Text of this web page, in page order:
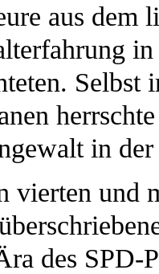
aus dem
in
vierten und
des SPD-